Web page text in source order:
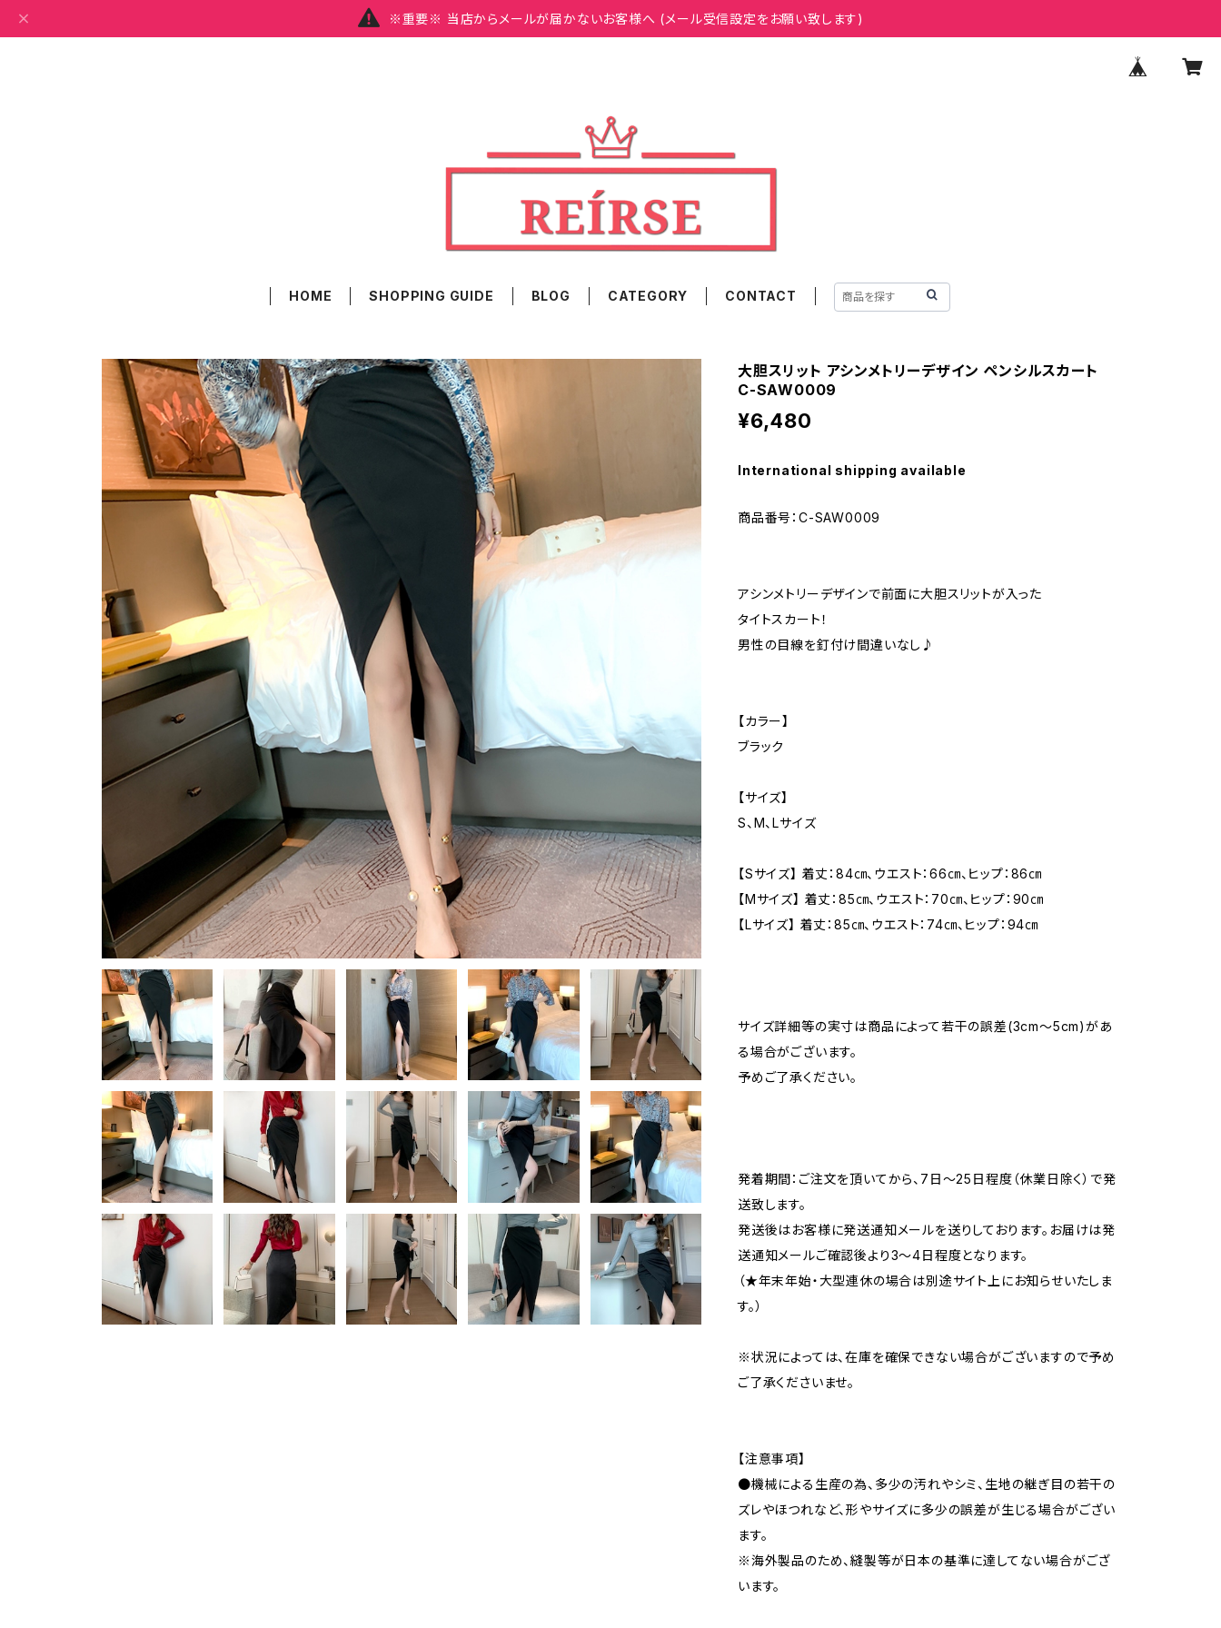
※重要※ 当店からメールが届かないお客様へ (メール受信設定をお願い致します)
HOME SHOPPING GUIDE BLOG CATEGORY CONTACT
大胆スリット アシンメトリーデザイン ペンシルスカート
C-SAW0009
¥6,480
International shipping available
商品番号：C-SAW0009
アシンメトリーデザインで前面に大胆スリットが入った
タイトスカート！
男性の目線を釘付け間違いなし♪
【カラー】
ブラック
【サイズ】
S、M、Lサイズ
【Sサイズ】 着丈：84㎝、ウエスト：66㎝、ヒップ：86㎝
【Mサイズ】 着丈：85㎝、ウエスト：70㎝、ヒップ：90㎝
【Lサイズ】 着丈：85㎝、ウエスト：74㎝、ヒップ：94㎝
サイズ詳細等の実寸は商品によって若干の誤差(3cm〜5cm)があ
る場合がございます。
予めご了承ください。
発着期間：ご注文を頂いてから、7日〜25日程度（休業日除く）で発
送致します。
発送後はお客様に発送通知メールを送りしております。お届けは発
送通知メールご確認後より3〜4日程度となります。
（★年末年始・大型連休の場合は別途サイト上にお知らせいたしま
す。）
※状況によっては、在庫を確保できない場合がございますので予め
ご了承くださいませ。
【注意事項】
●機械による生産の為、多少の汚れやシミ、生地の継ぎ目の若干の
ズレやほつれなど、形やサイズに多少の誤差が生じる場合がござい
ます。
※海外製品のため、縫製等が日本の基準に達してない場合がござ
います。